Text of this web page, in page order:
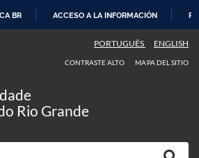
CONTENIDO
BR ACCESO A LA INFORMACIÓN
PORTUGUÊS ENGLISH
CONTRASTE ALTO MAPA DEL SITIO
Rio Grande